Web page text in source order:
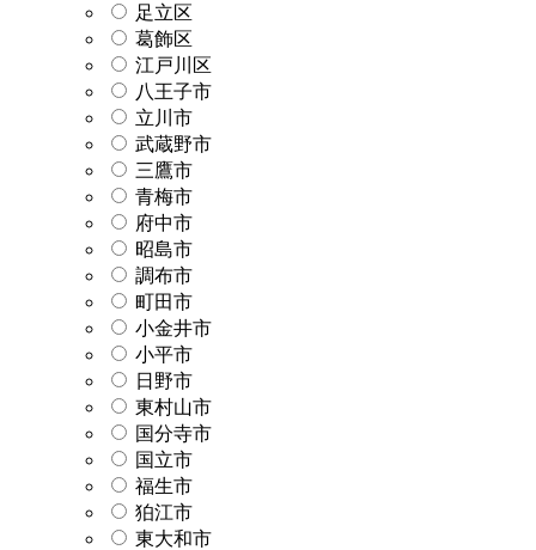
足立区
葛飾区
江戸川区
八王子市
立川市
武蔵野市
三鷹市
青梅市
府中市
昭島市
調布市
町田市
小金井市
小平市
日野市
東村山市
国分寺市
国立市
福生市
狛江市
東大和市